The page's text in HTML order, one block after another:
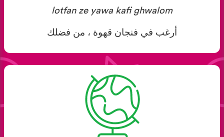
lotfan ze yawa kafi ghwalom
أرغب في فنجان قهوة ، من فضلك